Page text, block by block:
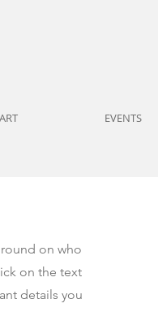
EVENTS
ART
on who
on the text
details you